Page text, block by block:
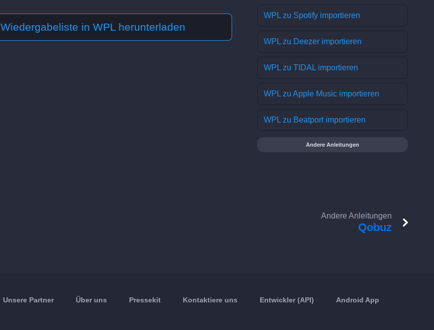
Wiedergabeliste in WPL herunterladen
WPL zu Spotify importieren
WPL zu Deezer importieren
WPL zu TIDAL importieren
WPL zu Apple Music importieren
WPL zu Beatport importieren
Andere Anleitungen
Andere Anleitungen
Qobuz
Unsere Partner Über uns Pressekit Kontaktiere uns Entwickler (API) Android App